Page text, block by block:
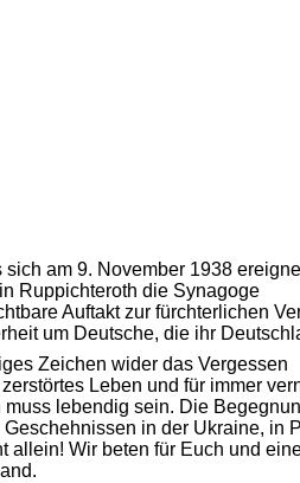
am 9. November 1938
Ruppichteroth die Synagoge
Auftakt zur fürchterlichen
um Deutsche, die ihr
Zeichen wider das Vergessen
Leben und für immer
lebendig sein. Die
in der Ukraine,
Wir beten für Euch und